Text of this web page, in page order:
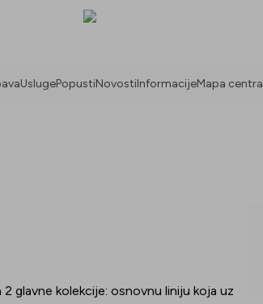
UslugePopustiNovostiInformacijeMapa centra
glavne kolekcije: osnovnu liniju koja uz